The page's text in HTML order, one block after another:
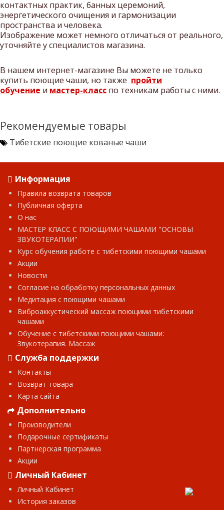
контактных практик, банных церемоний,
энергетического очищения и гармонизации
пространства и человека.
Изображение может немного отличаться от реального,
уточняйте у специалистов магазина.
В нашем интернет-магазине Вы можете не только
купить поющие чаши, но также пройти
обучение и мастер-класс по техникам работы с ними.
Рекомендуемые товары
Тибетские поющие кованые чаши
Информация
Правила возврата товаров
Публичная оферта
О нас
МАСТЕР КЛАСС С ПОЮЩИМИ ЧАШАМИ "ОСНОВЫ
ЗВУКОТЕРАПИИ"
Курс обучения работе с тибетскими поющими чашами
Акции
Новости
Согласие на обработку персональных данных
Медитация с поющими чашами
Виброаккустический массаж поющими тибетскими
чашами
Обучение с тибетскими поющими чашами:
Звукотерапия. Массаж
Служба поддержки
Контакты
Возврат товара
Карта сайта
Дополнительно
Производители
Подарочные сертификаты
Партнерская программа
Акции
Личный Кабинет
Личный Кабинет
История заказов